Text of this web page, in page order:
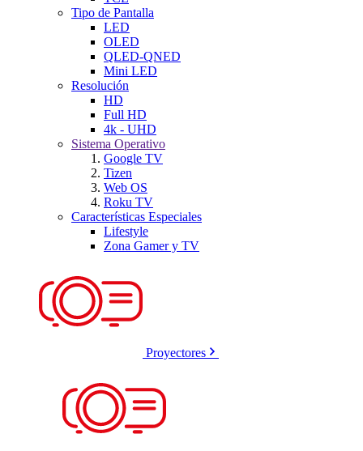
Tipo de Pantalla
LED
OLED
QLED-QNED
Mini LED
Resolución
HD
Full HD
4k - UHD
Sistema Operativo
Google TV
Tizen
Web OS
Roku TV
Características Especiales
Lifestyle
Zona Gamer y TV
Proyectores